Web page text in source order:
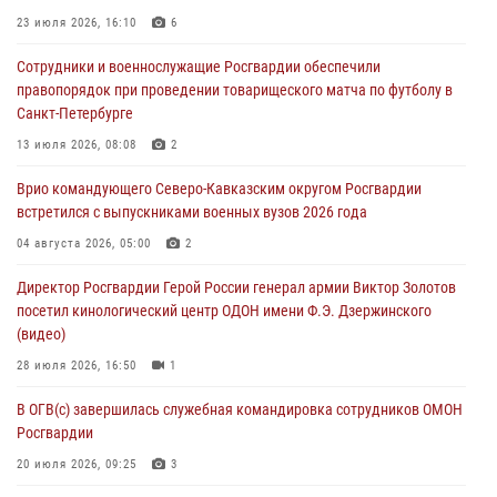
семинар по вопросам развития вневедомственной охраны
06 августа 2026, 14:47 10 1
В Брянске сотрудники и военнослужащие Росгвардии почтили
память Героя России Олега Визнюка
В кинологическом центре Уральского округа Росгвардии почтили
память товарищей, погибших при исполнении воинского долга
В Центральном округе Росгвардии прошли мероприятия к
108‑летию генерала армии И.К. Яковлева
06 августа 2026, 13:24
23 июля 2026, 16:10 6
Сотрудники и военнослужащие Росгвардии обеспечили
правопорядок при проведении товарищеского матча по футболу в
Санкт-Петербурге
13 июля 2026, 08:08 2
Врио командующего Северо-Кавказским округом Росгвардии
встретился с выпускниками военных вузов 2026 года
04 августа 2026, 05:00 2
Директор Росгвардии Герой России генерал армии Виктор Золотов
посетил кинологический центр ОДОН имени Ф.Э. Дзержинского
(видео)
28 июля 2026, 16:50 1
В ОГВ(с) завершилась служебная командировка сотрудников ОМОН
Росгвардии
20 июля 2026, 09:25 3